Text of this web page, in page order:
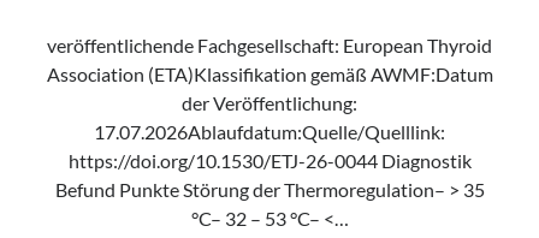
veröffentlichende Fachgesellschaft: European Thyroid
Association (ETA)Klassifikation gemäß AWMF:Datum
der Veröffentlichung:
17.07.2026Ablaufdatum:Quelle/Quelllink:
https://doi.org/10.1530/ETJ-26-0044 Diagnostik
Befund Punkte Störung der Thermoregulation– > 35
°C– 32 – 53 °C– <…